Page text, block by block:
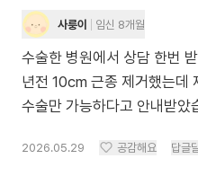
사룽이 임신 8개월
수술한 병원에서 상담 한번
년전 10cm 근종 제거했는데
수술만 가능하다고 안내받았
2026.05.29 공감해요 답글